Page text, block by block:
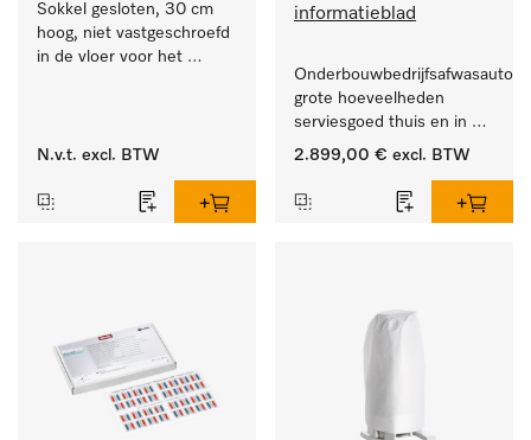
Sokkel gesloten, 30 cm
hoog, niet vastgeschroefd
in de vloer voor het
N.v.t. excl. BTW
informatieblad
grote hoeveelheden
serviesgoed thuis en in
bedrijfs- of spoelkeukens.
2.899,00 € excl. BTW